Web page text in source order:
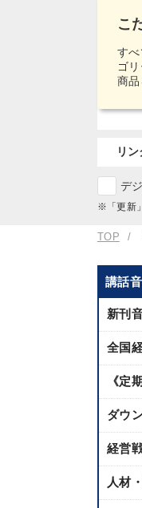
こ
す
ゴ
商品
タグ
キー
リン
デ
※「更新
TOP
講話
新刊
全国
《定
ダウ
経営
人材